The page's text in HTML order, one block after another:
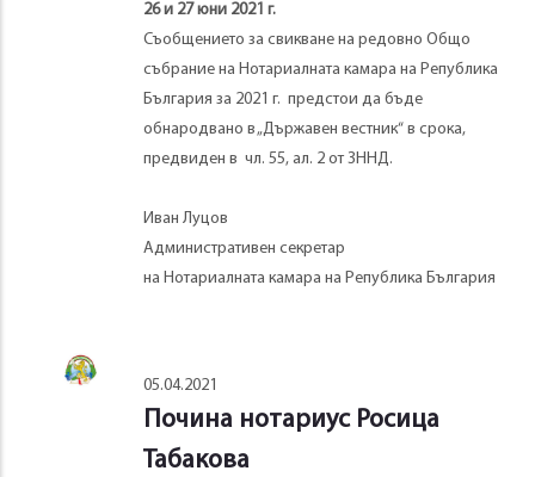
26 и 27 юни 2021 г.
Съобщението за свикване на редовно Общо
събрание на Нотариалната камара на Република
България за 2021 г. предстои да бъде
обнародвано в „Държавен вестник“ в срока,
предвиден в чл. 55, ал. 2 от ЗННД.
Иван Луцов
Административен секретар
на Нотариалната камара на Република България
05.04.2021
Почина нотариус Росица
Табакова